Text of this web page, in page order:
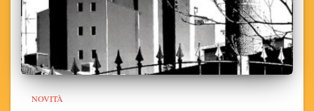
NOVITÀ